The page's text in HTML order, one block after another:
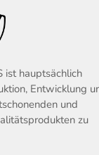
ist hauptsächlich
Entwicklung
und
zu